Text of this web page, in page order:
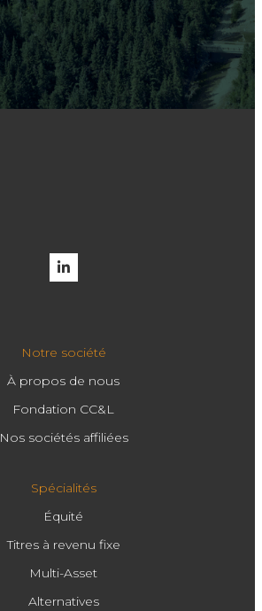
Notre société
À propos de nous
Fondation CC&L
Nos sociétés affiliées
Spécialités
Équité
Titres à revenu fixe
Multi-Asset
Alternatives